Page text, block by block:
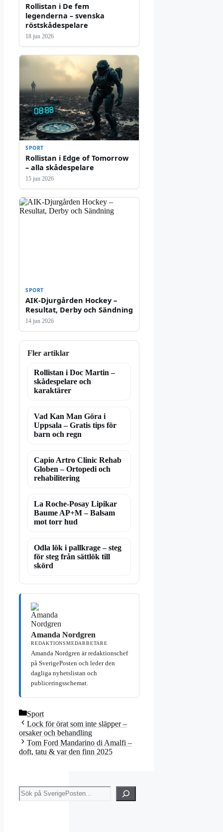
Rollistan i De fem
legenderna – svenska
röstskådespelare
18 jun 2026
SPORT
Rollistan i Edge of Tomorrow
– alla skådespelare
15 jun 2026
SPORT
AIK-Djurgården Hockey –
Resultat, Derby och Sändning
14 jun 2026
Fler artiklar
Rollistan i Doc Martin –
skådespelare och
karaktärer
Vad Kan Man Göra i
Uppsala – Gratis tips för
barn och regn
Capio Artro Clinic Rehab
Globen – Ortopedi och
rehabilitering
La Roche-Posay Lipikar
Baume AP+M – Balsam
mot torr hud
Odla lök i pallkrage – steg
för steg från sättlök till
skörd
Amanda Nordgren
REDAKTIONSMEDARBETARE
Amanda Nordgren är redaktionschef
på SverigePosten och leder den
dagliga nyhetslistan och
publiceringsschemat.
Kategorier
Sport
Lock för örat som inte släpper –
orsaker och behandling
Tom Ford Mandarino di Amalfi –
doft, tatu & var den finn 2025
Sök